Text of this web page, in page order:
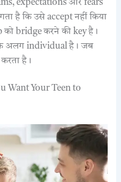
expectations और fears
है कि उसे accept नहीं किया
को bridge करने की key है।
अलग individual है। जब
है।
Want Your Teen to